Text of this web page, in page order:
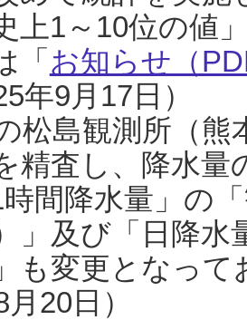
上1～10位の値
「 お知らせ（
年9月17日）
松島観測所（熊
精査し、降水
時間降水量」の
」及び「日降
も変更となっ
月20日）